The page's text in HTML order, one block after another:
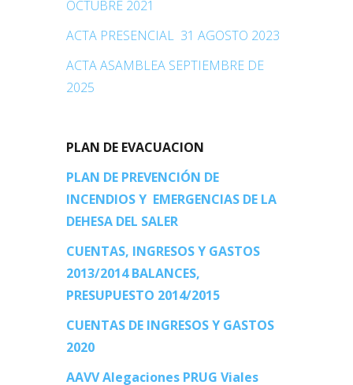
OCTUBRE 2021
ACTA PRESENCIAL 31 AGOSTO 2023
ACTA ASAMBLEA SEPTIEMBRE DE
2025
PLAN DE EVACUACION
PLAN DE PREVENCIÓN DE
INCENDIOS Y EMERGENCIAS DE LA
DEHESA DEL SALER
CUENTAS, INGRESOS Y GASTOS
2013/2014 BALANCES,
PRESUPUESTO 2014/2015
CUENTAS DE INGRESOS Y GASTOS
2020
AAVV Alegaciones PRUG Viales